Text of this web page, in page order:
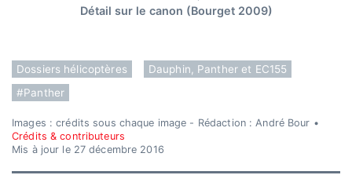
Détail sur le canon (Bourget 2009)
Dossiers hélicoptères
Dauphin, Panther et EC155
#Panther
Images : crédits sous chaque image - Rédaction : André Bour •
Crédits & contributeurs
Mis à jour le 27 décembre 2016